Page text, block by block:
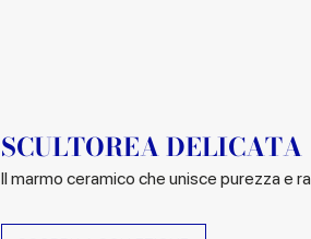
SCULTOREA DELICATA
Il marmo ceramico che unisce purezza e